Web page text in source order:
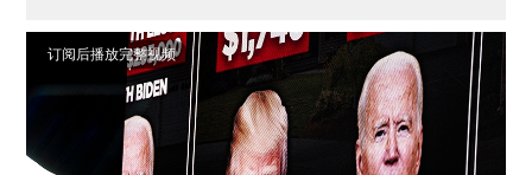
订阅后播放完整视频